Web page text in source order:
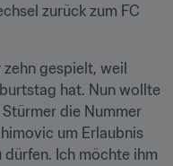
zurück zum FC
gespielt, weil
hat. Nun wollte
die Nummer
um Erlaubnis
Ich möchte ihm